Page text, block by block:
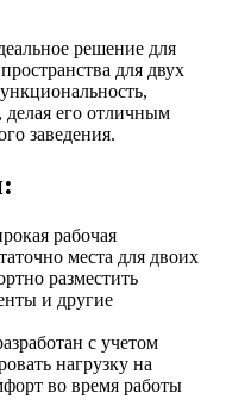
решение для
для двух
его отличным
заведения.
рабочая
места для двоих
разместить
и другие
с учетом
нагрузку на
во время работы